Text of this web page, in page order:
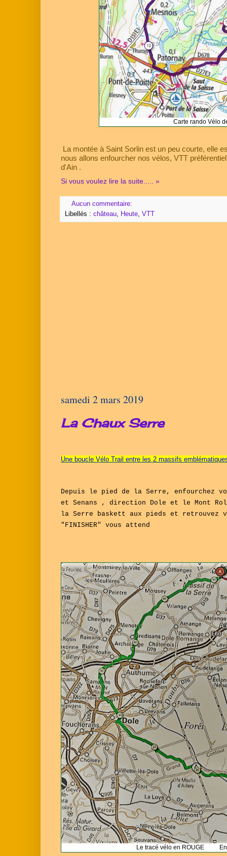
Carte rando Vélo
La montée à Saint Sorlin est un peu courte, elle
nous allons enfourcher nos vélos, VTT
d'Ain .
Si vous voulez lire la suite..... »
Aucun commentaire:
Libellés : château, Heute, VTT
samedi 2 mars 2019
La Chaux Serre
Une boucle Vélo Trail entre les 2 massifs
Depuis le pied de la Serre, enfourchez
et Senans , direction Dole et le Mont
la Serre baskett aux pieds et retrouvez
"FINISHER" vous attend
Le tracé vélo en ROUGE En